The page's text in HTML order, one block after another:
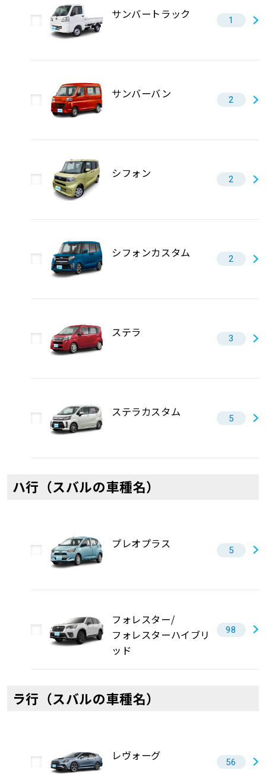
サンバートラック 1
サンバーバン 2
シフォン 2
シフォンカスタム 2
ステラ 3
ステラカスタム 5
ハ行（スバルの車種名）
プレオプラス 5
フォレスター/
フォレスターハイブリ
ッド
98
ラ行（スバルの車種名）
レヴォーグ 56